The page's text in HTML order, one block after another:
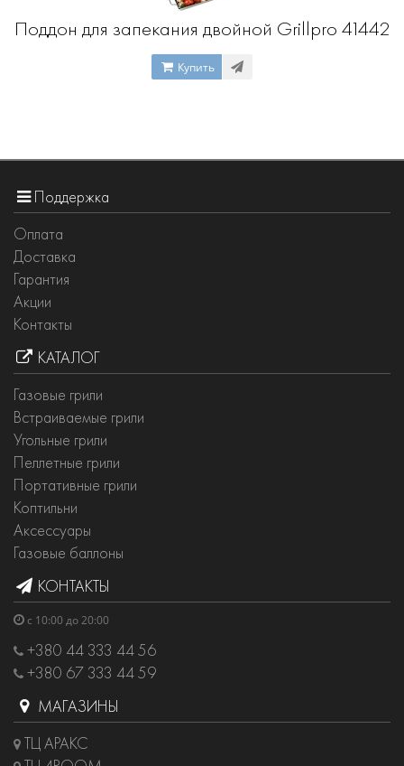
Поддон для запекания двойной Grillpro 41442
Купить
Поддержка
Оплата
Доставка
Гарантия
Акции
Контакты
КАТАЛОГ
Газовые грили
Встраиваемые грили
Угольные грили
Пеллетные грили
Портативные грили
Коптильни
Аксессуары
Газовые баллоны
КОНТАКТЫ
с 10:00 до 20:00
+380 44 333 44 56
+380 67 333 44 59
МАГАЗИНЫ
ТЦ АРАКС